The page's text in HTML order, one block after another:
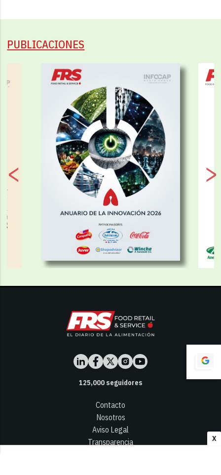
X
PUBLICACIONES
125,000seguidores
Contacto
Nosotros
Aviso Legal
Transparencia